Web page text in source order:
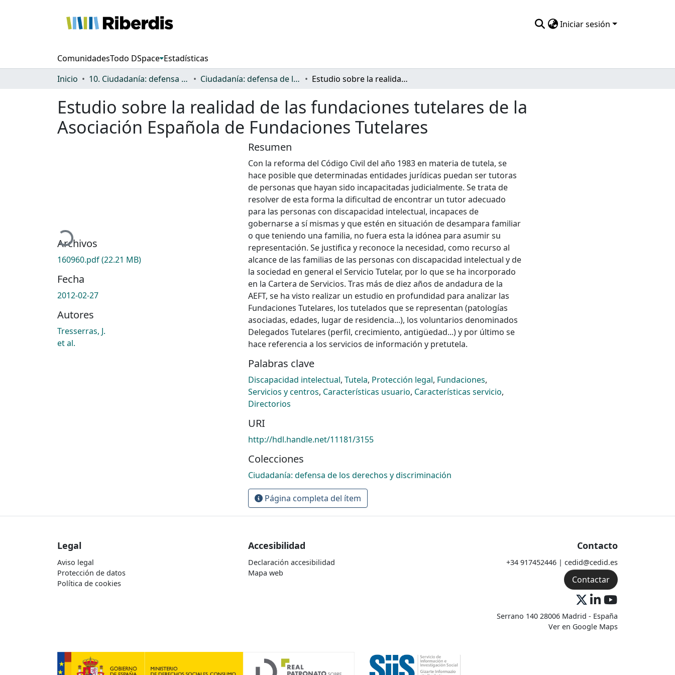
Iniciar sesión
ComunidadesTodo DSpace Estadísticas
Inicio
10. Ciudadanía: defensa de los derechos y discriminación Ciudadanía: defensa de los derechos y discriminación Estudio sobre la realidad de las fundaciones tutelares de la Asociación Española de Fundaciones Tutelares
Estudio sobre la realidad de las fundaciones tutelares de la
Asociación Española de Fundaciones Tutelares
Cargando...
Archivos
160960.pdf(22.21 MB)
Fecha
2012-02-27
Autores
Tresserras, J.
et al.
Resumen
Con la reforma del Código Civil del año 1983 en materia de tutela, se
hace posible que determinadas entidades jurídicas puedan ser tutoras
de personas que hayan sido incapacitadas judicialmente. Se trata de
resolver de esta forma la dificultad de encontrar un tutor adecuado
para las personas con discapacidad intelectual, incapaces de
gobernarse a sí mismas y que estén en situación de desampara familiar
o que teniendo una familia, no fuera esta la idónea para asumir su
representación. Se justifica y reconoce la necesidad, como recurso al
alcance de las familias de las personas con discapacidad intelectual y de
la sociedad en general el Servicio Tutelar, por lo que se ha incorporado
en la Cartera de Servicios. Tras más de diez años de andadura de la
AEFT, se ha visto realizar un estudio en profundidad para analizar las
Fundaciones Tutelares, los tutelados que se representan (patologías
asociadas, edades, lugar de residencia...), los voluntarios denominados
Delegados Tutelares (perfil, crecimiento, antigüedad...) y por último se
hace referencia a los servicios de información y pretutela.
Palabras clave
Discapacidad intelectual, Tutela, Protección legal, Fundaciones,
Servicios y centros, Características usuario, Características servicio,
Directorios
URI
http://hdl.handle.net/11181/3155
Colecciones
Ciudadanía: defensa de los derechos y discriminación
Página completa del ítem
Legal
Aviso legal
Protección de datos
Política de cookies
Accesibilidad
Declaración accesibilidad
Mapa web
Contacto
+34 917452446 | cedid@cedid.es
Contactar
Serrano 140 28006 Madrid - España
Ver en Google Maps